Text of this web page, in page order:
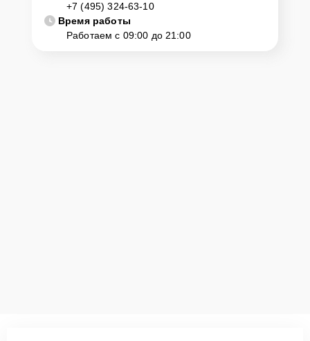
+7 (495) 324-63-10
Время работы
Работаем с 09:00 до 21:00